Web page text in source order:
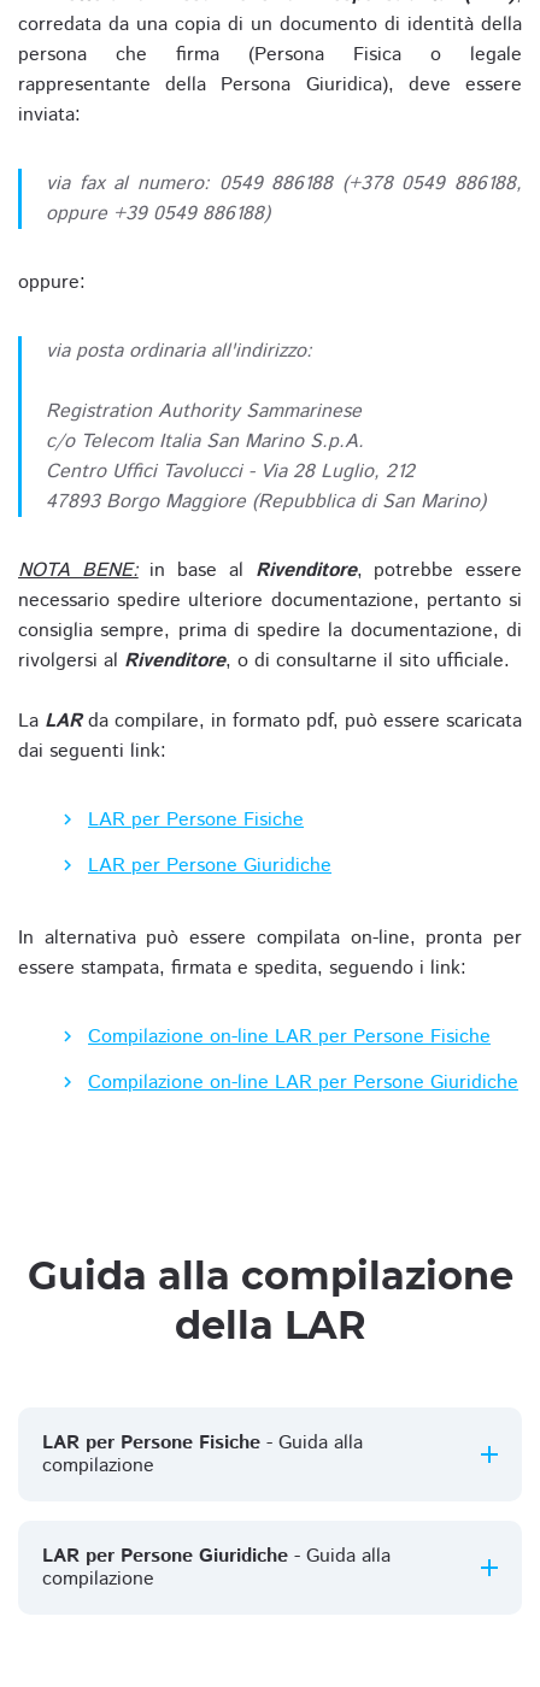
corredata da una copia di un documento di identità della
persona che firma (Persona Fisica o legale
rappresentante della Persona Giuridica), deve essere
inviata:
via fax al numero: 0549 886188 (+378 0549 886188,
oppure +39 0549 886188)
oppure:
via posta ordinaria all'indirizzo:
Registration Authority Sammarinese
c/o Telecom Italia San Marino S.p.A.
Centro Uffici Tavolucci - Via 28 Luglio, 212
47893 Borgo Maggiore (Repubblica di San Marino)
NOTA BENE:in base al Rivenditore, potrebbe essere
necessario spedire ulteriore documentazione, pertanto si
consiglia sempre, prima di spedire la documentazione, di
rivolgersi al Rivenditore, o di consultarne il sito ufficiale.
La LARda compilare, in formato pdf, può essere scaricata
dai seguenti link:
LAR per Persone Fisiche
LAR per Persone Giuridiche
In alternativa può essere compilata on-line, pronta per
essere stampata, firmata e spedita, seguendo i link:
Compilazione on-line LAR per Persone Fisiche
Compilazione on-line LAR per Persone Giuridiche
Guida alla compilazione
della LAR
LAR per Persone Fisiche - Guida alla
compilazione
LAR per Persone Giuridiche - Guida alla
compilazione